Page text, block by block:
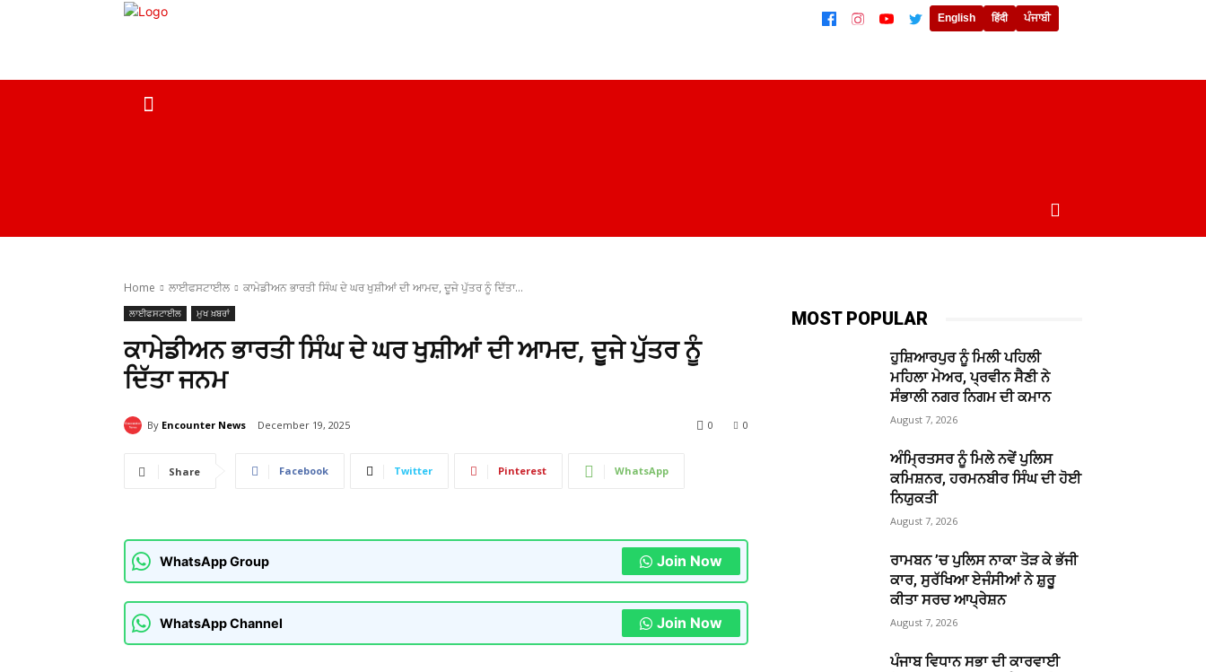
English हिंदी ਪੰਜਾਬੀ
Home ਲਾਈਫਸਟਾਈਲ ਕਾਮੇਡੀਅਨ ਭਾਰਤੀ ਸਿੰਘ ਦੇ ਘਰ ਖੁਸ਼ੀਆਂ ਦੀ ਆਮਦ, ਦੂਜੇ ਪੁੱਤਰ ਨੂੰ ਦਿੱਤਾ...
ਲਾਈਫਸਟਾਈਲ ਮੁਖ ਖ਼ਬਰਾਂ
ਕਾਮੇਡੀਅਨ ਭਾਰਤੀ ਸਿੰਘ ਦੇ ਘਰ ਖੁਸ਼ੀਆਂ ਦੀ ਆਮਦ, ਦੂਜੇ ਪੁੱਤਰ ਨੂੰ
ਦਿੱਤਾ ਜਨਮ
By Encounter News December 19, 2025 0
0
Share Facebook Twitter Pinterest WhatsApp
WhatsApp Group Join Now
WhatsApp Channel Join Now
MOST POPULAR
ਹੁਸ਼ਿਆਰਪੁਰ ਨੂੰ ਮਿਲੀ ਪਹਿਲੀ
ਮਹਿਲਾ ਮੇਅਰ, ਪ੍ਰਵੀਨ ਸੈਣੀ ਨੇ
ਸੰਭਾਲੀ ਨਗਰ ਨਿਗਮ ਦੀ ਕਮਾਨ
August 7, 2026
ਅੰਮ੍ਰਿਤਸਰ ਨੂੰ ਮਿਲੇ ਨਵੇਂ ਪੁਲਿਸ
ਕਮਿਸ਼ਨਰ, ਹਰਮਨਬੀਰ ਸਿੰਘ ਦੀ ਹੋਈ
ਨਿਯੁਕਤੀ
August 7, 2026
ਰਾਮਬਨ ’ਚ ਪੁਲਿਸ ਨਾਕਾ ਤੋੜ ਕੇ ਭੱਜੀ
ਕਾਰ, ਸੁਰੱਖਿਆ ਏਜੰਸੀਆਂ ਨੇ ਸ਼ੁਰੂ
ਕੀਤਾ ਸਰਚ ਆਪ੍ਰੇਸ਼ਨ
August 7, 2026
ਪੰਜਾਬ ਵਿਧਾਨ ਸਭਾ ਦੀ ਕਾਰਵਾਈ